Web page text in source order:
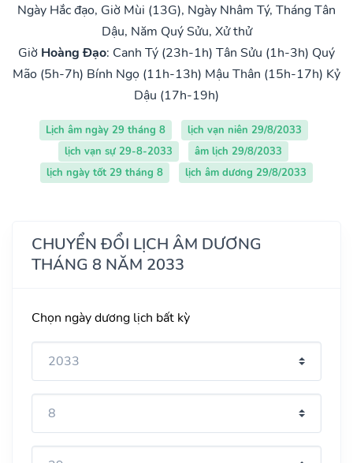
Ngày Hắc đạo, Giờ Mùi (13G), Ngày Nhâm Tý, Tháng Tân
Dậu, Năm Quý Sửu, Xử thử
Giờ Hoàng Đạo: Canh Tý (23h-1h) Tân Sửu (1h-3h) Quý
Mão (5h-7h) Bính Ngọ (11h-13h) Mậu Thân (15h-17h) Kỷ
Dậu (17h-19h)
Lịch âm ngày 29 tháng 8
lịch vạn niên 29/8/2033
lịch vạn sự 29-8-2033
âm lịch 29/8/2033
lịch ngày tốt 29 tháng 8
lịch âm dương 29/8/2033
CHUYỂN ĐỔI LỊCH ÂM DƯƠNG
THÁNG 8 NĂM 2033
Chọn ngày dương lịch bất kỳ